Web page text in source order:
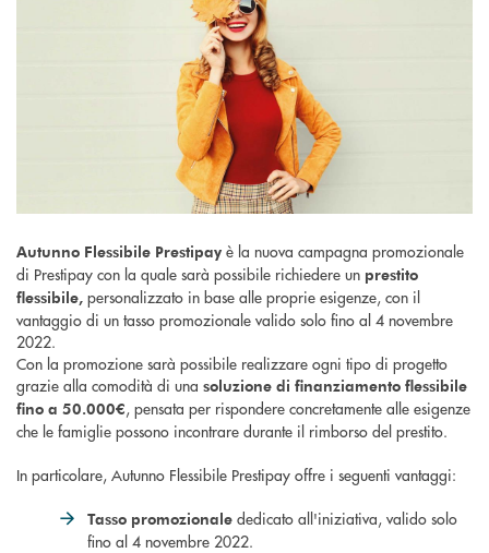
Autunno Flessibile Prestipay è la nuova campagna promozionale
di Prestipay con la quale sarà possibile richiedere un prestito
flessibile, personalizzato in base alle proprie esigenze, con il
vantaggio di un tasso promozionale valido solo fino al 4 novembre
2022.
Con la promozione sarà possibile realizzare ogni tipo di progetto
grazie alla comodità di una soluzione di finanziamento flessibile
fino a 50.000€, pensata per rispondere concretamente alle esigenze
che le famiglie possono incontrare durante il rimborso del prestito.
In particolare, Autunno Flessibile Prestipay offre i seguenti vantaggi:
Tasso promozionale dedicato all'iniziativa, valido solo
fino al 4 novembre 2022.